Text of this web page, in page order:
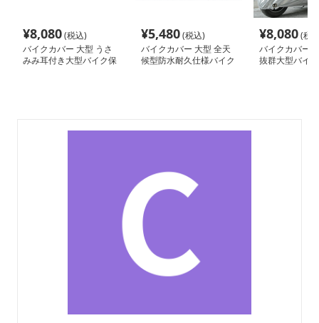
¥8,080(税込)
バイクカバー 大型 うさ
みみ耳付き大型バイク保
¥5,480(税込)
バイクカバー 大型 全天
候型防水耐久仕様バイク
¥8,080(税
バイクカバー
抜群大型バイ